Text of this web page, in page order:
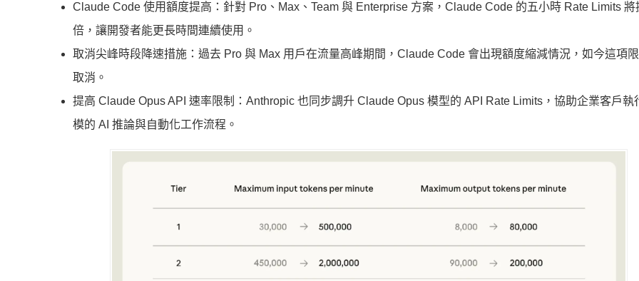
Claude Code 使用額度提高：針對 Pro、Max、Team 與 Enterprise 方案，Claude Code 的五小時 Rate Limits 將
倍，讓開發者能更長時間連續使用。
取消尖峰時段降速措施：過去 Pro 與 Max 用戶在流量高峰期間，Claude Code 會出現額度縮減情況，如今這項
取消。
提高 Claude Opus API 速率限制：Anthropic 也同步調升 Claude Opus 模型的 API Rate Limits，協助企業客戶執
模的 AI 推論與自動化工作流程。